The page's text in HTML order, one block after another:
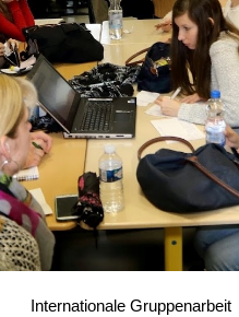
Internationale Gruppenarbeit